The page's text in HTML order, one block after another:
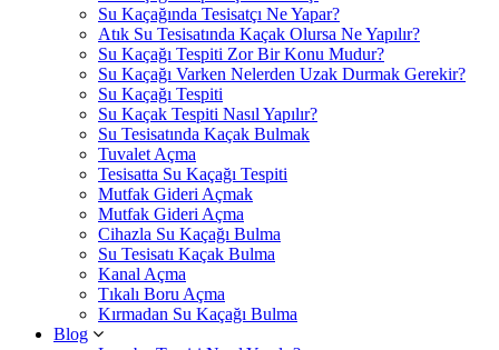
Su Kaçağında Tesisatçı Ne Yapar?
Atık Su Tesisatında Kaçak Olursa Ne Yapılır?
Su Kaçağı Tespiti Zor Bir Konu Mudur?
Su Kaçağı Varken Nelerden Uzak Durmak Gerekir?
Su Kaçağı Tespiti
Su Kaçak Tespiti Nasıl Yapılır?
Su Tesisatında Kaçak Bulmak
Tuvalet Açma
Tesisatta Su Kaçağı Tespiti
Mutfak Gideri Açmak
Mutfak Gideri Açma
Cihazla Su Kaçağı Bulma
Su Tesisatı Kaçak Bulma
Kanal Açma
Tıkalı Boru Açma
Kırmadan Su Kaçağı Bulma
Blog